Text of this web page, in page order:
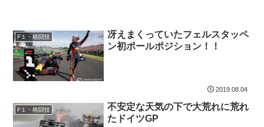
F１・格闘技
冴えまくっていたフェルスタッペ
ン初ポールポジション！！
2019.08.04
F１・格闘技
不安定な天気の下で大荒れに荒れ
たドイツGP